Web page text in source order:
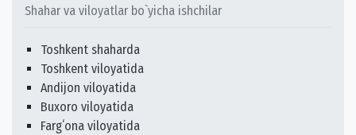
Shahar va viloyatlar bo`yicha ishchilar
Toshkent shaharda
Toshkent viloyatida
Andijon viloyatida
Buxoro viloyatida
Fargʻona viloyatida